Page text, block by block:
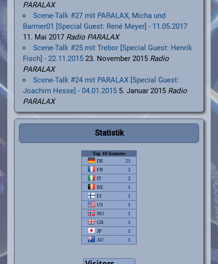
PARALAX
Scene-Talk #27 mit PARALAX, Micha und
Barmer01 [Special Guest: René Meyer] - 11.05.2017
11. Mai 2017 Radio PARALAX
Scene-Talk #25 mit Trebor [Special Guest: Henrik
Fisch] - 22.11.2015 23. November 2015 Radio
PARALAX
Scene-Talk #24 mit PARALAX [Special Guest:
Joachim Hesse] - 04.01.2015 5. Januar 2015 Radio
PARALAX
Statistik